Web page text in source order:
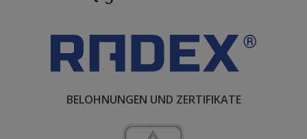
BELOHNUNGEN UND ZERTIFIKATE